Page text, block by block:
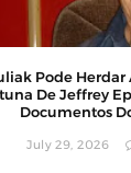
Pode Herdar
De Jeffrey
Documentos
July 29, 2026